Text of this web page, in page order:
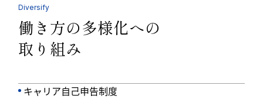
Diversify
働き方の多様化への
取り組み
キャリア自己申告制度